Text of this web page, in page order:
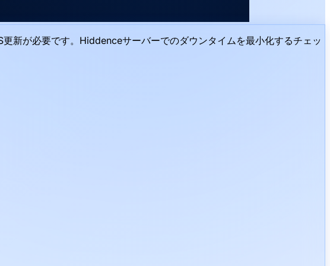
新が必要です。Hiddenceサーバーでのダウンタイムを最小化するチェッ